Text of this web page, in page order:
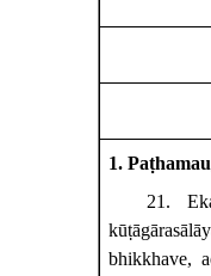
1.
21 .
bhikkhave,